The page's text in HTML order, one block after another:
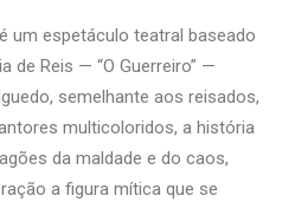
um espetáculo teatral baseado
de Reis — “O Guerreiro” —
semelhante aos reisados,
multicoloridos, a história
da maldade e do caos,
a figura mítica que se